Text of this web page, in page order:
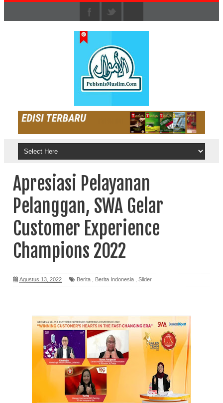
Apresiasi Pelayanan
Pelanggan, SWA Gelar
Customer Experience
Champions 2022
Agustus 13, 2022 Berita Berita Indonesia Slider